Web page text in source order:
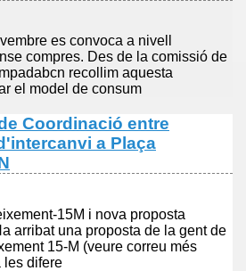
es convoca a nivell
compres. Des de la comissió de
recollim aquesta
el model de consum
Coordinació entre
a Plaça
15M i nova proposta
arribat una proposta de la gent de
15-M (veure correu més
les difere